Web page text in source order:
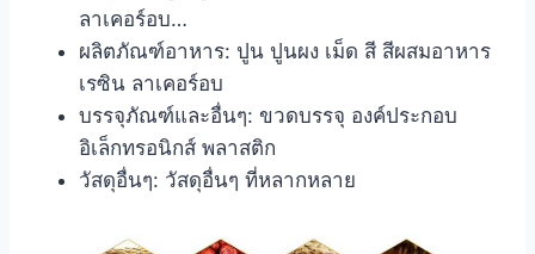
ลาเคอร์อบ…
ผลิตภัณฑ์อาหาร: ปูน ปูนผง เม็ด สี สีผสมอาหาร
เรซิน ลาเคอร์อบ
บรรจุภัณฑ์และอื่นๆ: ขวดบรรจุ องค์ประกอบ
อิเล็กทรอนิกส์ พลาสติก
วัสดุอื่นๆ: วัสดุอื่นๆ ที่หลากหลาย